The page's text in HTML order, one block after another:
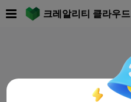
크레알리티 클라우드